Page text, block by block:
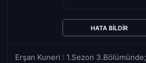
Erşan Kuneri : 1.Sezon 3.Bölümünde;
HATA BILDIR